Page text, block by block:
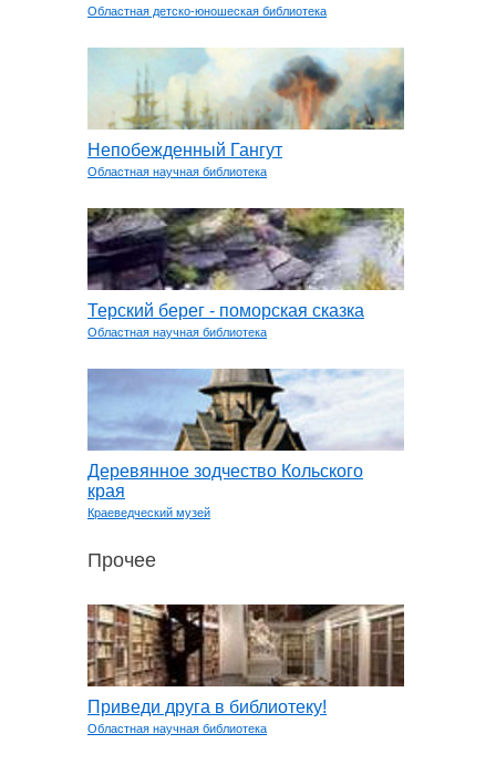
Областная детско-юношеская библиотека
Непобежденный Гангут
Областная научная библиотека
Терский берег - поморская сказка
Областная научная библиотека
Деревянное зодчество Кольского
края
Краеведческий музей
Прочее
Приведи друга в библиотеку!
Областная научная библиотека